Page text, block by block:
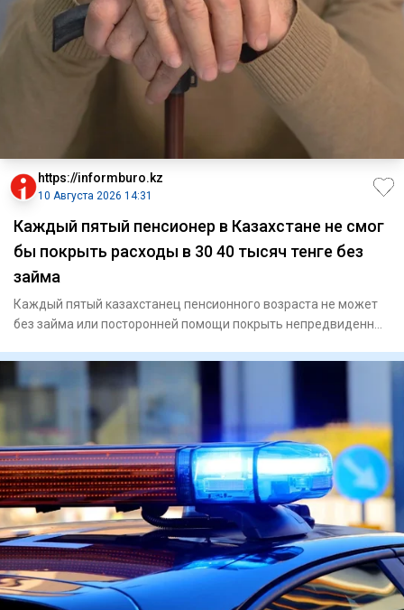
https://informburo.kz
10 Августа 2026 14:31
Каждый пятый пенсионер в Казахстане не смог
бы покрыть расходы в 30 40 тысяч тенге без
займа
Каждый пятый казахстанец пенсионного возраста не может
без займа или посторонней помощи покрыть непредвиденные